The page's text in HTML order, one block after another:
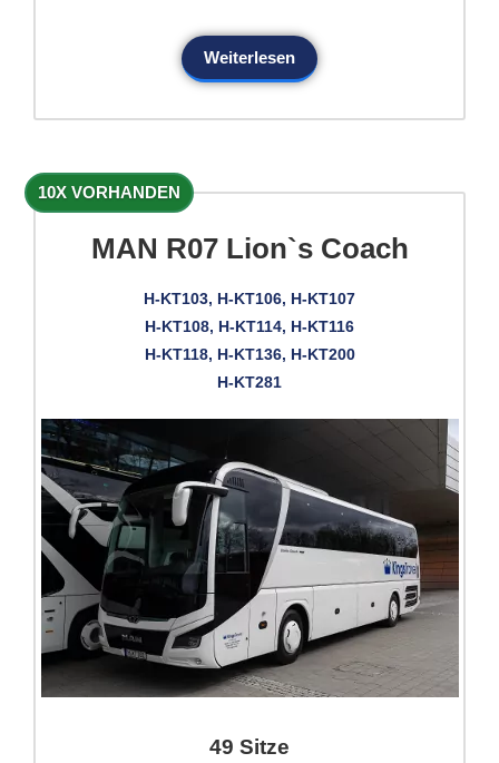
Weiterlesen
10X VORHANDEN
MAN R07 Lion`s Coach
H-KT103, H-KT106, H-KT107
H-KT108, H-KT114, H-KT116
H-KT118, H-KT136, H-KT200
H-KT281
49 Sitze